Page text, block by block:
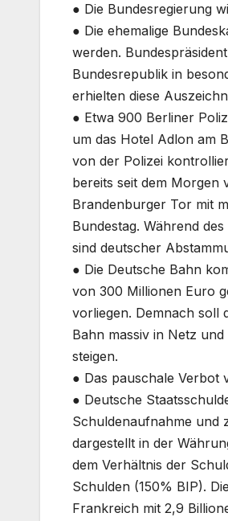
● Die Bundesregierung
● Die ehemalige
werden.
Bundesrepublik in
erhielten diese
● Etwa 900 Berliner
um das Hotel Adlon am
von der Polizei
bereits seit dem Morgen
Brandenburger Tor mit
Bundestag. Während
sind deutscher
● Die Deutsche Bahn
von 300 Millionen Euro
vorliegen. Demnach soll
Bahn massiv in Netz
steigen.
● Das pauschale Verbot
● Deutsche
Schuldenaufnahme und
dargestellt in der
dem Verhältnis der
Schulden (150% BIP).
Frankreich mit 2,9